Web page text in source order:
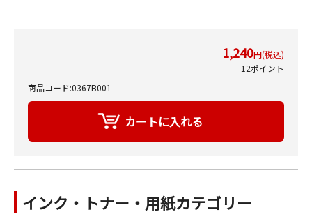
1,240円(税込)
12ポイント
商品コード:0367B001
インク・トナー・用紙カテゴリー